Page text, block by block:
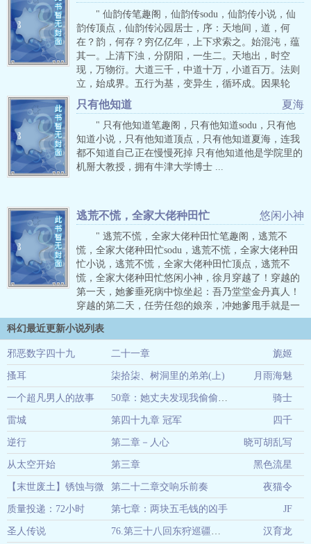
" 仙韵传笔趣阁，仙韵传sodu，仙韵传小说，仙
韵传顶点，仙韵传沁园居士，序：天地间，道，何
在？韵，何存？穷亿亿年，上下求索之。始混沌，蕴
其一。上清下浊，分阴阳，一生二。天地出，时空
现，万物衍。大道三千，中道十万，小道百万。法则
立，始成界。五行为基，变异生，循环成。因果轮
回，命运引，众生行。天道之玄，韵味之妙，冥冥其
求。（感悟宇宙演化万千道韵，成就最强征服之道，
笑傲异界，仙路逍遥行……）
夏海
只有他知道
" 只有他知道笔趣阁，只有他知道sodu，只有他
知道小说，只有他知道顶点，只有他知道夏海，连我
都不知道自己正在慢慢死掉 只有他知道他是学院里的
机掰大教授，拥有牛津大学博士 ...
悠闲小神
逃荒不慌，全家大佬种田忙
" 逃荒不慌，全家大佬种田忙笔趣阁，逃荒不
慌，全家大佬种田忙sodu，逃荒不慌，全家大佬种田
忙小说，逃荒不慌，全家大佬种田忙顶点，逃荒不
慌，全家大佬种田忙悠闲小神，徐月穿越了！穿越的
第一天，她爹垂死病中惊坐起：吾乃堂堂金丹真人！
穿越的第二天，任劳任怨的娘亲，冲她爹甩手就是一
巴掌：你要是我舰船上的兵我早特麽一枪毙了你！第
三天，憨厚内向的大哥忽然暴起，力大无穷，喉咙里
发出吼吼的非人吼叫，见人就咬！第四天，不小心脑
袋磕在桌角上昏死过去的姐姐醒来之後就喜欢捡棍子
蹲灶房里“咻咻”的比划着什麽，嘴里念念有词，似乎
是某种古老的咒语……就在徐月觉得自己已经够惨
时，隔壁快嗝屁的大爷告诉她：“自董兴入京以来，天
下群雄并起，占据州、郡者多不胜数，又逢天灾，民
不聊生，饿殍遍野......”徐月看看屋内面目全非的家
人，又看看外头屍横遍野的惨像……她不活了行不
行！PS：无CP书友群号：736660918
科幻最近更新小说列表
邪恶数字四十九 二十一章 旎姬
06-15
搔耳 柒拾柒、树洞里的弟弟(上) 月雨海魅
05-14
一个超凡男人的故事 50章：她丈夫发现我偷偷瞄她 骑士
04-19
雷城 第四十九章 冠军 四千
04-17
逆行 第二章－人心 晓可胡乱写
04-17
从太空开始 第三章 黑色流星
04-17
【末世废土】锈蚀与微
光
第二十二章交响乐前奏 夜猫令
03-06
质量投递：72小时 第七章：两块五毛钱的凶手 JF
03-06
圣人传说 76.第三十八回东狩巡疆：芒的海洋协议与文明拓荒第三章：【海天一s：老丘地宫与超圣星的最终对接】 汉育龙